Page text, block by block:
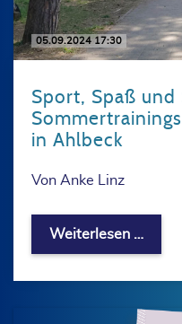
05.09.2024 17:30
Sport, Spaß und
in Ahlbeck
Von Anke Linz
Weiterlesen …